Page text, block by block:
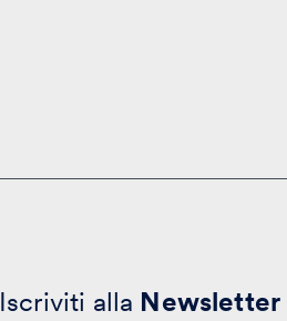
Iscriviti alla Newsletter